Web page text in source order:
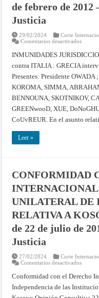
de febrero de
Justicia
29/02/2024
Corte
Comentarios desactivadosen
DEL
DE
–
de
de
INMUNIDADES
contra ITALIA : GRECIA
Presentes: Presidente
KOROMA, SIMMA,
BENNOUNA, SKOTNIKOV,
GREENwooD, XUE,
CoUvREUR. En el asunto
Leer »
CONFORMIDAD
UNILATERAL DE
RELATIVA A
de 22 de julio de
Justicia
27/02/2024
Corte
Comentarios desactivadosen
CON
EL
Conformidad con el Derecho
Independencia de las